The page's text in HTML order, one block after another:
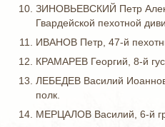
ЗИНОВЬЕВСКИЙ Петр
Гвардейской пехотной
ИВАНОВ Петр, 47-й
КРАМАРЕВ Георгий, 8-й
ЛЕБЕДЕВ Василий
полк.
МЕРЦАЛОВ Василий, 6-й